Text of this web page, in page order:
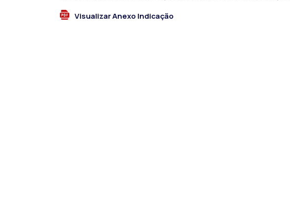
Visualizar Anexo Indicação